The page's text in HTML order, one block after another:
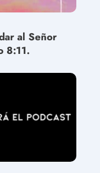
al Señor
8:11.